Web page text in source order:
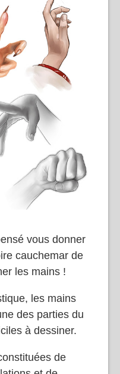
vous donner
cauchemar de
les mains !
les mains
des parties du
à dessiner.
de